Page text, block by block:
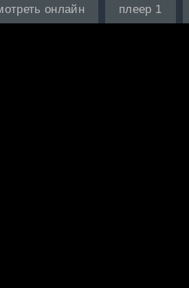
онлайн плеер 1